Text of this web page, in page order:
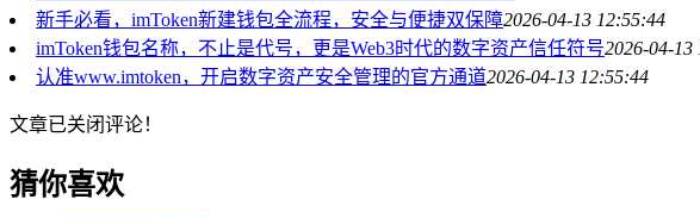
新手必看，imToken新建钱包全流程，安全与便捷双保障2026-04-13 12:55:44
imToken钱包名称，不止是代号，更是Web3时代的数字资产信任符号2026-04-13
认准www.imtoken，开启数字资产安全管理的官方通道2026-04-13 12:55:44
文章已关闭评论！
猜你喜欢